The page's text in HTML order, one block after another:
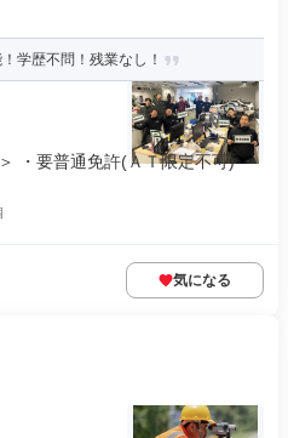
学歴不問！残業なし！
・要普通免許(ＡＴ限定不可) ・
気になる